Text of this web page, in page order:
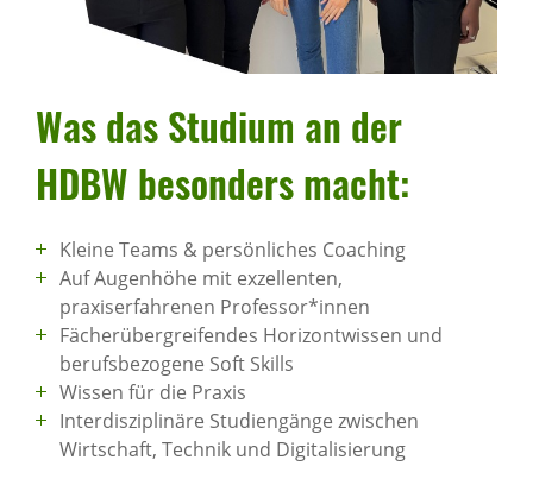
Was das Studium an der
HDBW beson­ders macht:
Kleine Teams & persönliches Coaching
Auf Augenhöhe mit exzellenten,
praxiserfahrenen Professor*innen
Fächerübergreifendes Horizontwissen und
berufsbezogene Soft Skills
Wissen für die Praxis
Interdisziplinäre Studiengänge zwischen
Wirtschaft, Technik und Digitalisierung